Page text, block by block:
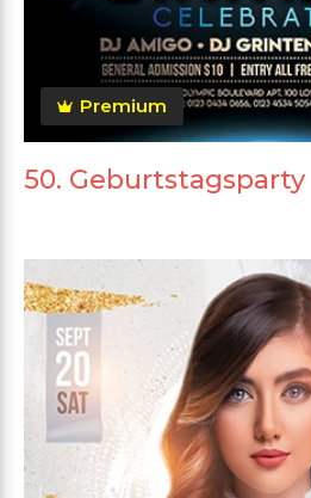
Premium
50. Geburtstagsparty